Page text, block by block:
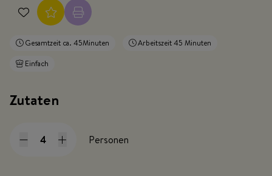
Gesamtzeit ca. 45Minuten
Arbeitszeit 45 Minuten
Einfach
Zutaten
Personen